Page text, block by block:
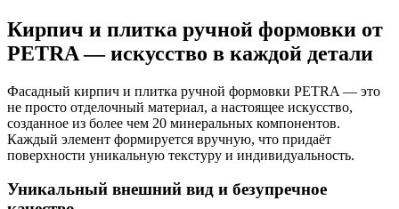
Кирпич и плитка ручной формовки от
PETRA — искусство в каждой детали
Фасадный кирпич и плитка ручной формовки PETRA — это
не просто отделочный материал, а настоящее искусство,
созданное из более чем 20 минеральных компонентов.
Каждый элемент формируется вручную, что придаёт
поверхности уникальную текстуру и индивидуальность.
Уникальный внешний вид и безупречное